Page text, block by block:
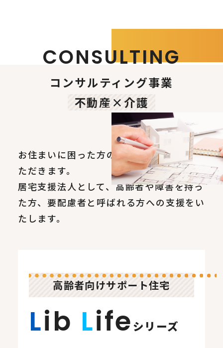
CONSULTING
コンサルティング事業
不動産×介護
お住まいに困った方のサポートをさせてい
ただきます。
居宅支援法人として、高齢者や障害を持っ
た方、要配慮者と呼ばれる方への支援をい
たします。
高齢者向けサポート住宅
Lib Lifeシリーズ